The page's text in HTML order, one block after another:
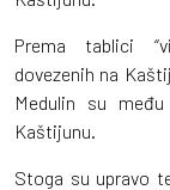
Prema tablici
dovezenih na
Medulin su
Kaštijunu.
Stoga su upravo